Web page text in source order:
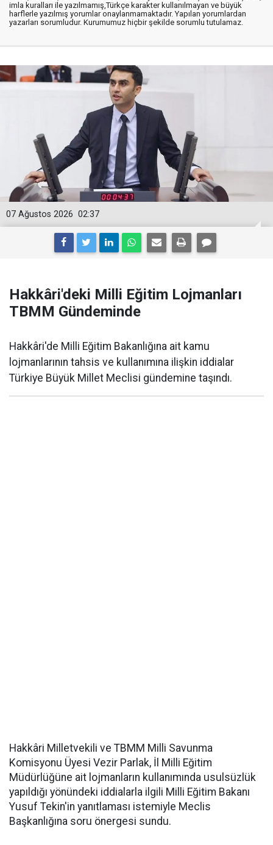
imla kuralları ile yazılmamış,Türkçe karakter kullanılmayan ve büyük
harflerle yazılmış yorumlar onaylanmamaktadır. Yapılan yorumlardan
yazarları sorumludur. Kurumumuz hiçbir şekilde sorumlu tutulamaz.
02:37
07 Ağustos 2026
Hakkâri'deki Milli Eğitim Lojmanları
TBMM Gündeminde
Hakkâri'de Milli Eğitim Bakanlığına ait kamu
lojmanlarının tahsis ve kullanımına ilişkin iddialar
Türkiye Büyük Millet Meclisi gündemine taşındı.
Hakkâri Milletvekili ve TBMM Milli Savunma
Komisyonu Üyesi Vezir Parlak, İl Milli Eğitim
Müdürlüğüne ait lojmanların kullanımında usulsüzlük
yapıldığı yönündeki iddialarla ilgili Milli Eğitim Bakanı
Yusuf Tekin'in yanıtlaması istemiyle Meclis
Başkanlığına soru önergesi sundu.